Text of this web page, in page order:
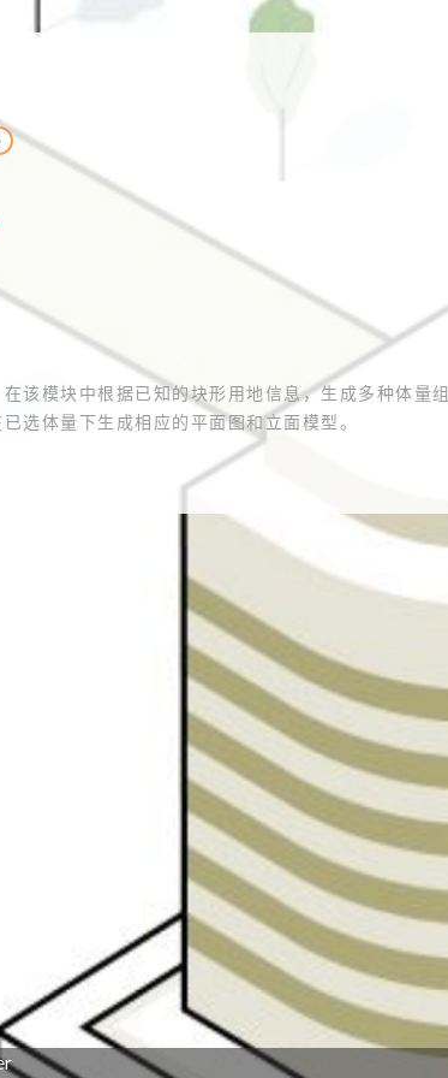
该模块中根据已知的块形用地信息，生成多种体量组
选体量下生成相应的平面图和立面模型。